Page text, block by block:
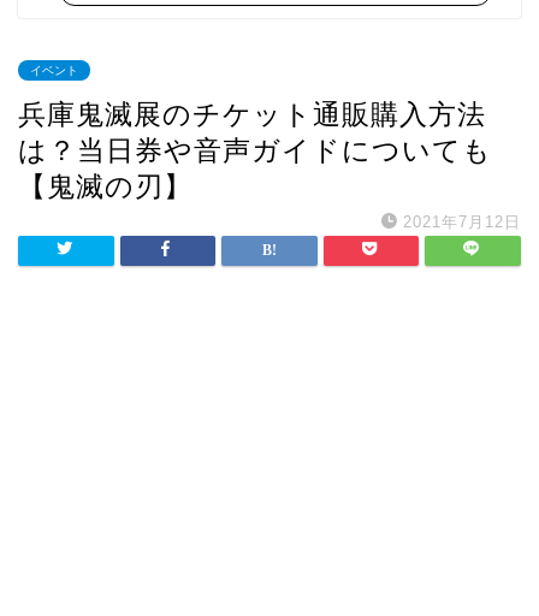
入
イベント
兵庫鬼滅展のチケット通販購入方法
は？当日券や音声ガイドについても
【鬼滅の刃】
2021年7月12日